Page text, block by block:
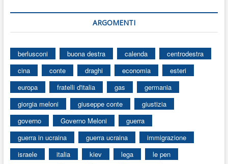
ARGOMENTI
berlusconi buona destra calenda
centrodestra
cina
conte draghi economia
esteri
europa
fratelli d'italia gas
germania
giorgia meloni
giuseppe conte
giustizia
governo
Governo Meloni
guerra
guerra in ucraina
guerra ucraina
immigrazione
israele
italia kiev lega
le pen